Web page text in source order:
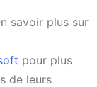
savoir plus sur
pour plus
de leurs